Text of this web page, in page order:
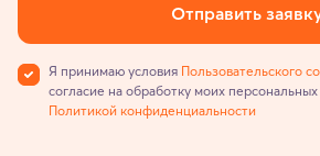
Отправить
Я принимаю условия Пользовательского
согласие на обработку моих
Политикой конфиденциальности